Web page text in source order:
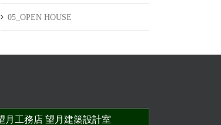
05_OPEN HOUSE
月工務店 望月建築設計室